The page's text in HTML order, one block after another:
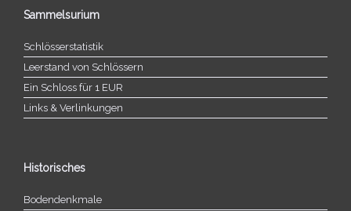
Sammelsurium
Schlösserstatistik
Leerstand von Schlössern
Ein Schloss für 1 EUR
Links & Verlinkungen
Historisches
Bodendenkmale